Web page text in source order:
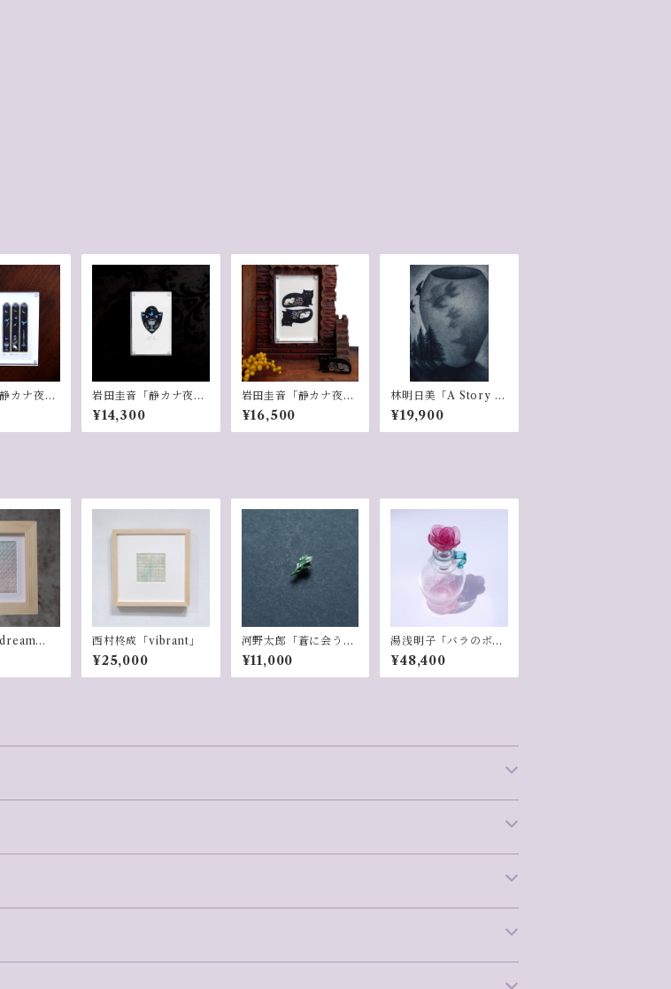
カナ夜
）」
岩田圭音「静カナ夜
（秘密ノ夜・月ト蝶ト
水面）」
¥14,300
岩田圭音「静カナ夜
（猫ノ中ノ猫）」
¥16,500
林明日美「A Story of
Shadows」
¥19,900
西村柊成「vibrant」
¥25,000
河野太郎「蒼に会う日
26-1」
¥11,000
湯浅明子「バラのボト
ル-ピンク」
¥48,400